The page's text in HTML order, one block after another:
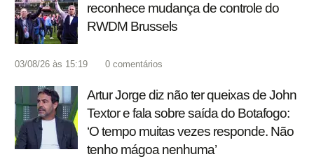
reconhece mudança de controle do
RWDM Brussels
03/08/26 às 15:19 0 comentários
Artur Jorge diz não ter queixas de John
Textor e fala sobre saída do Botafogo:
‘O tempo muitas vezes responde. Não
tenho mágoa nenhuma’